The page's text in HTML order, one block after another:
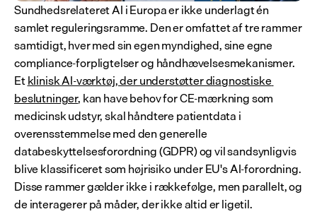
Sundhedsrelateret AI i Europa er ikke underlagt én
samlet reguleringsramme. Den er omfattet af tre rammer
samtidigt, hver med sin egen myndighed, sine egne
compliance-forpligtelser og håndhævelsesmekanismer.
Et klinisk AI-værktøj, der understøtter diagnostiske
beslutninger, kan have behov for CE-mærkning som
medicinsk udstyr, skal håndtere patientdata i
overensstemmelse med den generelle
databeskyttelsesforordning (GDPR) og vil sandsynligvis
blive klassificeret som højrisiko under EU's AI-forordning.
Disse rammer gælder ikke i rækkefølge, men parallelt, og
de interagerer på måder, der ikke altid er ligetil.